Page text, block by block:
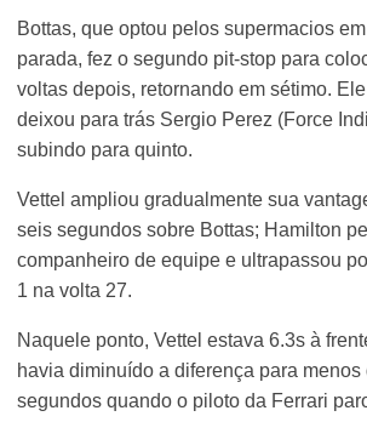
Bottas, que optou pelos supermacios
parada, fez o segundo pit-stop para
voltas depois, retornando em sétimo.
deixou para trás Sergio Perez (Force
subindo para quinto.
Vettel ampliou gradualmente sua
seis segundos sobre Bottas; Hamilton
companheiro de equipe e ultrapassou
1 na volta 27.
Naquele ponto, Vettel estava 6.3s à
havia diminuído a diferença para menos
segundos quando o piloto da Ferrari